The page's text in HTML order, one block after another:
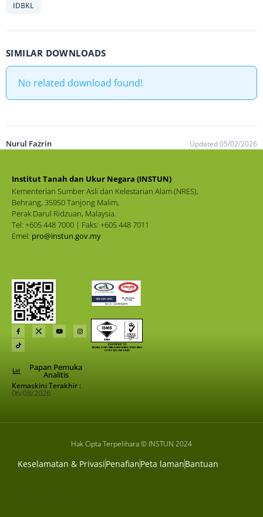
IDBKL
SIMILAR DOWNLOADS
No related download found!
Nurul Fazrin Updated 05/02/2026
Institut Tanah dan Ukur Negara (INSTUN)
Kementerian Sumber Asli dan Kelestarian Alam (NRES),
Behrang, 35950 Tanjong Malim,
Perak Darul Ridzuan, Malaysia.
Tel: +605 448 7000 | Faks: +605 448 7011
Emel: pro@instun.gov.my
Papan Pemuka
Analitis
Kemaskini Terakhir :
06/08/2026
Hak Cipta Terpelihara © INSTUN 2024
Keselamatan & PrivasiPenafianPeta lamanBantuan